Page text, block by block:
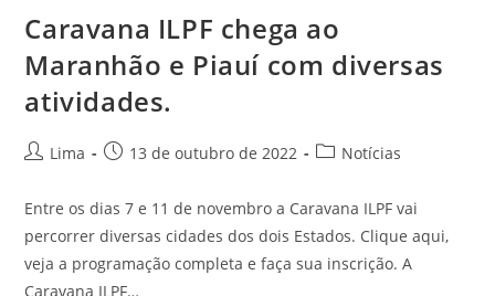
Caravana ILPF chega ao
Maranhão e Piauí com diversas
atividades.
Lima 13 de outubro de 2022 Notícias
Entre os dias 7 e 11 de novembro a Caravana ILPF vai
percorrer diversas cidades dos dois Estados. Clique aqui,
veja a programação completa e faça sua inscrição. A
Caravana ILPF…